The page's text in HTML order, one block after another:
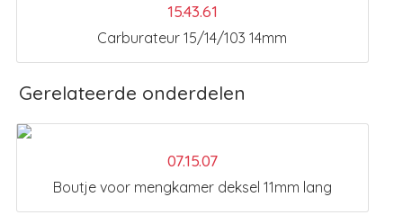
15.43.61
Carburateur 15/14/103 14mm
Gerelateerde onderdelen
07.15.07
Boutje voor mengkamer deksel 11mm lang